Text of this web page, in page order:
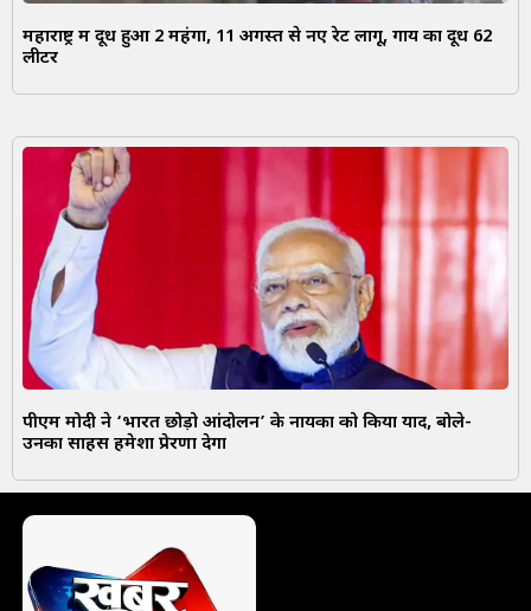
महाराष्ट्र में दूध हुआ ₹2 महंगा, 11 अगस्त से नए रेट लागू, गाय का दूध ₹62
लीटर
पीएम मोदी ने ‘भारत छोड़ो आंदोलन’ के नायकों को किया याद, बोले-
उनका साहस हमेशा प्रेरणा देगा